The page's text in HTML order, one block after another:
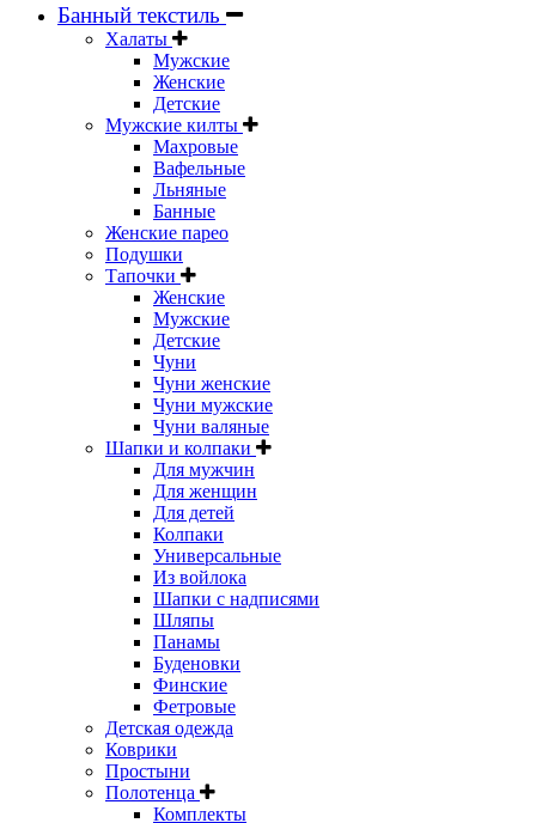
Банный текстиль
Халаты
Мужские
Женские
Детские
Мужские килты
Махровые
Вафельные
Льняные
Банные
Женские парео
Подушки
Тапочки
Женские
Мужские
Детские
Чуни
Чуни женские
Чуни мужские
Чуни валяные
Шапки и колпаки
Для мужчин
Для женщин
Для детей
Колпаки
Универсальные
Из войлока
Шапки с надписями
Шляпы
Панамы
Буденовки
Финские
Фетровые
Детская одежда
Коврики
Простыни
Полотенца
Комплекты